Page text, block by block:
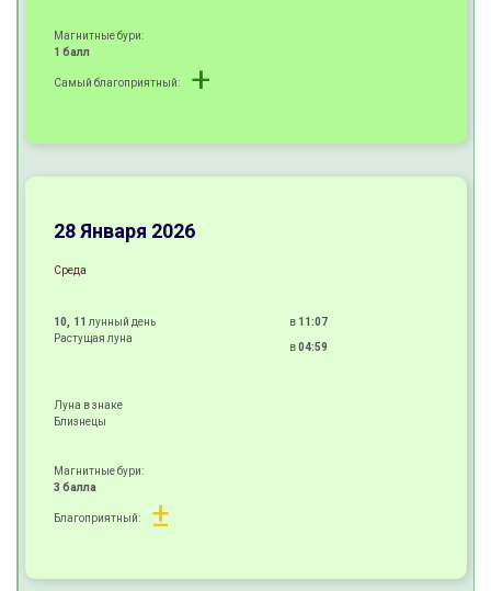
Магнитные бури:
1 балл
Самый благоприятный:
+
+
+
28 Января 2026
Среда
10, 11 лунный день
Растущая луна
в 11:07
в04:59
Луна в знаке
Близнецы
Магнитные бури:
3 балла
Благоприятный:
±